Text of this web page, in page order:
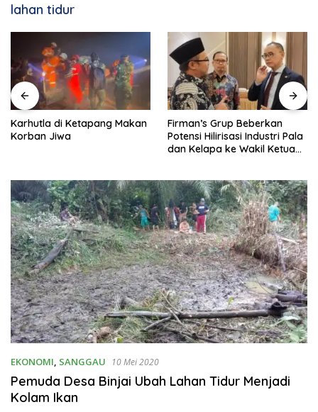
lahan tidur
Karhutla di Ketapang Makan
Korban Jiwa
Firman’s Grup Beberkan
Potensi Hilirisasi Industri Pala
dan Kelapa ke Wakil Ketua
EKONOMI, SANGGAU 10 Mei 2020
Pemuda Desa Binjai Ubah Lahan Tidur Menjadi
Kolam Ikan